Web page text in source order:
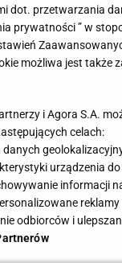
twój ogród przed
wyprzedaje je
NAWÓZ OGRÓD
się po zakupy
czwartą
bogaty
ROŚLINY ROŚLINY
OGRODOWE
sztuczne
led Thetford robi
CHOINKA
dot. przetwarzania
prywatności ” w
możliwa jest także
i Agora S.A.
celach:
danych
urządzenia do
informacji
odbiorców i